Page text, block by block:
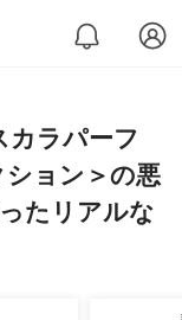
ラパーフ
ョン＞の悪
たリアルな